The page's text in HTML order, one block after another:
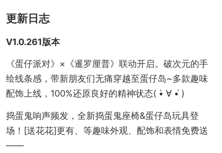
更新日志
V1.0.261版本
《蛋仔派对》×《暹罗厘普》联动开启。破次元的手
绘线条感，带新朋友们无痛穿越至蛋仔岛~多款趣味
配饰上线，100%还原良好的精神状态( •̀ ∀ •́ )
捣蛋鬼响声频发，全新捣蛋鬼座椅&蛋仔岛玩具登
场！[送花花]更有、等趣味外观、配饰和表情免费送
——